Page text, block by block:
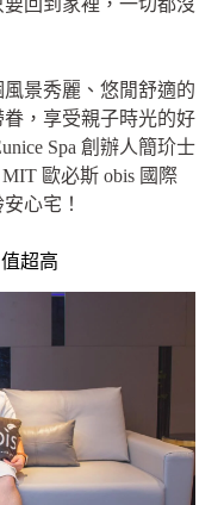
回到家裡，一切都沒
景秀麗、悠閒舒適的
，享受親子時光的好
Spa 創辦人簡玠士
歐必斯 obis 國際
心宅！
超高